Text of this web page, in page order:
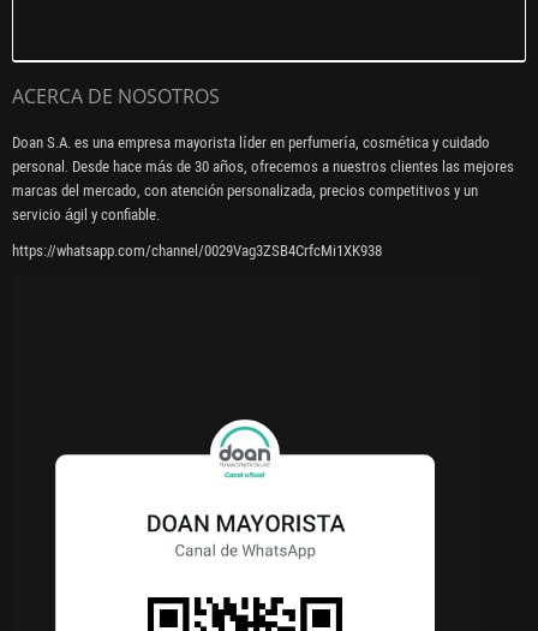
ACERCA DE NOSOTROS
Doan S.A. es una empresa mayorista líder en perfumería, cosmética y cuidado
personal. Desde hace más de 30 años, ofrecemos a nuestros clientes las mejores
marcas del mercado, con atención personalizada, precios competitivos y un
servicio ágil y confiable.
https://whatsapp.com/channel/0029Vag3ZSB4CrfcMi1XK938